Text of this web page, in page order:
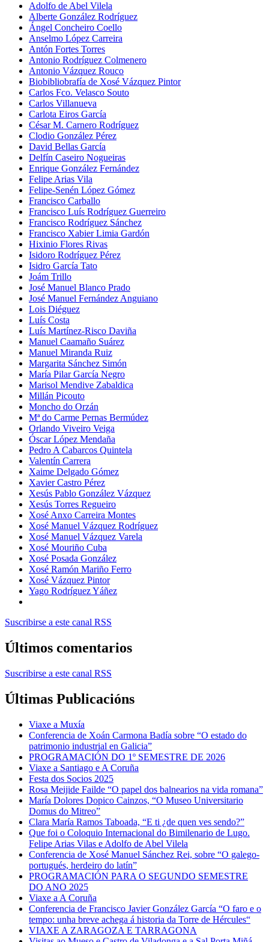
Adolfo de Abel Vilela
Alberte González Rodríguez
Ángel Concheiro Coello
Anselmo López Carreira
Antón Fortes Torres
Antonio Rodríguez Colmenero
Antonio Vázquez Rouco
Biobibliobrafía de Xosé Vázquez Pintor
Carlos Fco. Velasco Souto
Carlos Villanueva
Carlota Eiros García
César M. Carnero Rodríguez
Clodio González Pérez
David Bellas García
Delfín Caseiro Nogueiras
Enrique González Fernández
Felipe Arias Vila
Felipe-Senén López Gómez
Francisco Carballo
Francisco Luís Rodríguez Guerreiro
Francisco Rodríguez Sánchez
Francisco Xabier Limia Gardón
Hixinio Flores Rivas
Isidoro Rodríguez Pérez
Isidro García Tato
Joám Trillo
José Manuel Blanco Prado
José Manuel Fernández Anguiano
Lois Diéguez
Luís Costa
Luís Martínez-Risco Daviña
Manuel Caamaño Suárez
Manuel Miranda Ruiz
Margarita Sánchez Simón
María Pilar García Negro
Marisol Mendive Zabaldica
Millán Picouto
Moncho do Orzán
Mª do Carme Pernas Bermúdez
Orlando Viveiro Veiga
Óscar López Mendaña
Pedro A Cabarcos Quintela
Valentín Carrera
Xaime Delgado Gómez
Xavier Castro Pérez
Xesús Pablo González Vázquez
Xesús Torres Regueiro
Xosé Anxo Carreira Montes
Xosé Manuel Vázquez Rodríguez
Xosé Manuel Vázquez Varela
Xosé Mouriño Cuba
Xosé Posada González
Xosé Ramón Mariño Ferro
Xosé Vázquez Pintor
Yago Rodríguez Yáñez
Suscribirse a este canal RSS
Últimos comentarios
Suscribirse a este canal RSS
Últimas Publicacións
Viaxe a Muxía
Conferencia de Xoán Carmona Badía sobre “O estado do
patrimonio industrial en Galicia”
PROGRAMACIÓN DO 1º SEMESTRE DE 2026
Viaxe a Santiago e A Coruña
Festa dos Socios 2025
Rosa Meijide Failde “O papel dos balnearios na vida romana”
María Dolores Dopico Cainzos, “O Museo Universitario
Domus do Mitreo”
Clara María Ramos Taboada, “E ti ¿de quen ves sendo?”
Que foi o Coloquio Internacional do Bimilenario de Lugo.
Felipe Arias Vilas e Adolfo de Abel Vilela
Conferencia de Xosé Manuel Sánchez Rei, sobre “O galego-
portugués, herdeiro do latín”
PROGRAMACIÓN PARA O SEGUNDO SEMESTRE
DO ANO 2025
Viaxe a A Coruña
Conferencia de Francisco Javier González García “O faro e o
tempo: unha breve achega á historia da Torre de Hércules“
VIAXE A ZARAGOZA E TARRAGONA